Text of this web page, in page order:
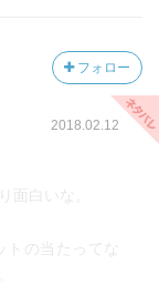
フォロー
2018.02.12
面白いな。
の当たってな